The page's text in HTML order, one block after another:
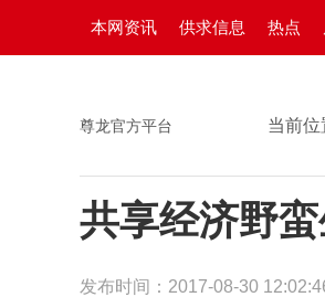
本网资讯 供求信息 热点
尊龙官方平台 当前位
共享经济野
发布时间：2017-08-30